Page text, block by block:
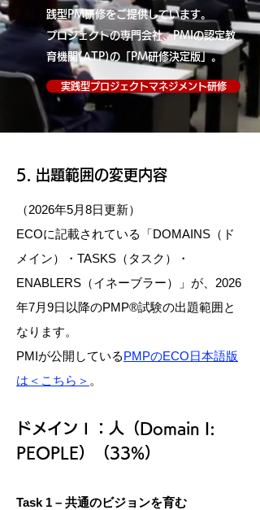
践型PM研修をご提供しています。
プロジェクトの専門会社、PMIの認定教
育機関(ATP)の「PM研修決定版」。
実践型プロジェクトマネジメント研修
5. 出題範囲の変更内容
（2026年5月8日更新）
ECOに記載されている「DOMAINS（ド
メイン）・TASKS（タスク）・
ENABLERS（イネーブラー）」が、2026
年7月9日以降のPMP®試験の出題範囲と
なります。
PMIが公開しているPMPのECO日本語版
は＜こちら＞ 。
ドメインⅠ：人（Domain I:
PEOPLE）（33%）
Task 1 – 共通のビジョンを育む